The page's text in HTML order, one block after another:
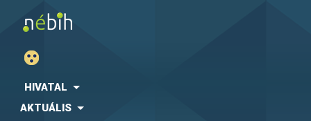
HIVATAL
AKTUÁLIS